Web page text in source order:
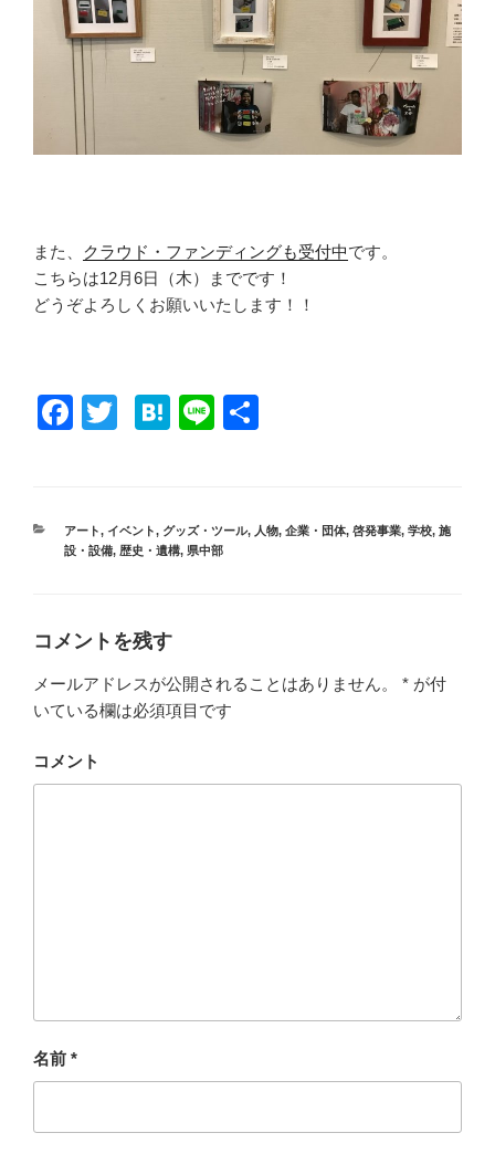
また、 クラウド・ファンディングも受付中です。
こちらは12月6日（木）までです！
どうぞよろしくお願いいたします！！
F
e
b
o
k
er
H
n
a
Li
カ
テ
アート, イベント, グッズ・ツール, 人物, 企業・団体, 啓発事業, 学校, 施
設・設備, 歴史・遺構, 県中部
コメントを残す
メールアドレスが公開されることはありません。 * が付
いている欄は必須項目です
コメント
名前 *